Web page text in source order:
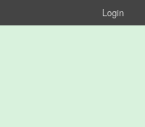
Login